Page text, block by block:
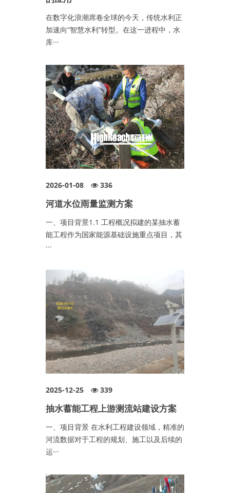
在数字化浪潮席卷全球的今天，传统水利正
加速向“智慧水利”转型。在这一进程中，水
库···
2026-01-08 336
河道水位雨量监测方案
一、项目背景1.1 工程概况拟建的某抽水蓄
能工程作为国家能源基础设施重点项目，其
···
2025-12-25 339
抽水蓄能工程上游测流站建设方案
一、项目背景 在水利工程建设领域，精准的
河流数据对于工程的规划、施工以及后续的
运···